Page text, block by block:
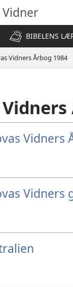
Vidner
BIBELENS
Vidners Årbog 1984
Vidners